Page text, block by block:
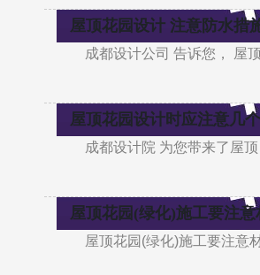
屋顶花园设计 注意防水措
成都设计公司 告诉您， 屋
屋顶花园设计时应注意几
成都设计院 为您带来了屋
屋顶花园(绿化)施工要注
屋顶花园(绿化)施工要注意